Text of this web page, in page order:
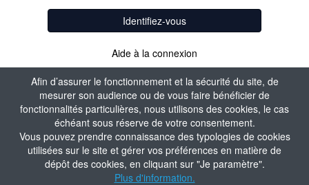
Afin d’assurer le fonctionnement et la sécurité du site, de
mesurer son audience ou de vous faire bénéficier de
fonctionnalités particulières, nous utilisons des cookies, le cas
échéant sous réserve de votre consentement.
Vous pouvez prendre connaissance des typologies de cookies
utilisées sur le site et gérer vos préférences en matière de
dépôt des cookies, en cliquant sur "Je paramètre".
Plus d'information.
Identifiez-vous
Aide à la connexion